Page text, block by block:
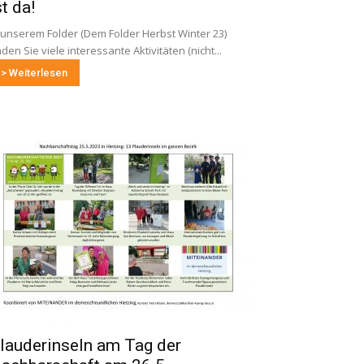
da!
Folder (Dem Folder Herbst Winter 23)
Sie viele interessante Aktivitäten (nicht...
> Weiterlesen
am Tag der